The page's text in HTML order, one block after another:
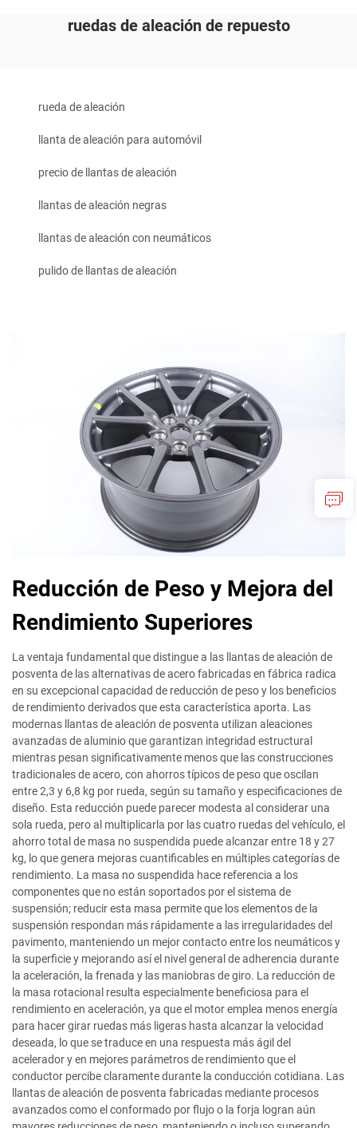
ruedas de aleación de repuesto
rueda de aleación
llanta de aleación para automóvil
precio de llantas de aleación
llantas de aleación negras
llantas de aleación con neumáticos
pulido de llantas de aleación
Reducción de Peso y Mejora del
Rendimiento Superiores
La ventaja fundamental que distingue a las llantas de aleación de
posventa de las alternativas de acero fabricadas en fábrica radica
en su excepcional capacidad de reducción de peso y los beneficios
de rendimiento derivados que esta característica aporta. Las
modernas llantas de aleación de posventa utilizan aleaciones
avanzadas de aluminio que garantizan integridad estructural
mientras pesan significativamente menos que las construcciones
tradicionales de acero, con ahorros típicos de peso que oscilan
entre 2,3 y 6,8 kg por rueda, según su tamaño y especificaciones de
diseño. Esta reducción puede parecer modesta al considerar una
sola rueda, pero al multiplicarla por las cuatro ruedas del vehículo, el
ahorro total de masa no suspendida puede alcanzar entre 18 y 27
kg, lo que genera mejoras cuantificables en múltiples categorías de
rendimiento. La masa no suspendida hace referencia a los
componentes que no están soportados por el sistema de
suspensión; reducir esta masa permite que los elementos de la
suspensión respondan más rápidamente a las irregularidades del
pavimento, manteniendo un mejor contacto entre los neumáticos y
la superficie y mejorando así el nivel general de adherencia durante
la aceleración, la frenada y las maniobras de giro. La reducción de
la masa rotacional resulta especialmente beneficiosa para el
rendimiento en aceleración, ya que el motor emplea menos energía
para hacer girar ruedas más ligeras hasta alcanzar la velocidad
deseada, lo que se traduce en una respuesta más ágil del
acelerador y en mejores parámetros de rendimiento que el
conductor percibe claramente durante la conducción cotidiana. Las
llantas de aleación de posventa fabricadas mediante procesos
avanzados como el conformado por flujo o la forja logran aún